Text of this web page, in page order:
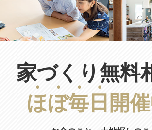
家づくり無料
ほぼ毎 日 開